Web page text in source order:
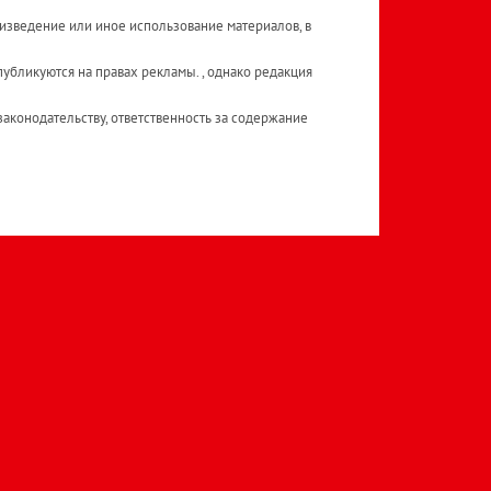
или иное использование материалов, в
на правах рекламы. , однако редакция
ответственность за содержание